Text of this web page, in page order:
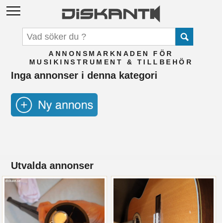
ANNONSMARKNADEN FÖR
MUSIKINSTRUMENT & TILLBEHÖR
Inga annonser i denna kategori
Utvalda annonser